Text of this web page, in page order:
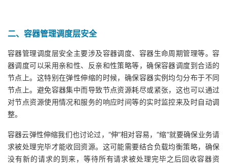
二、容器管理调度层安全
容器管理调度层安全主要涉及容器调度、容器生命周期管理等。容
器调度可以采用亲和性、反亲和性策略等，确保容器调度到合适的
节点上。这特别在弹性伸缩的时候，确保容器实例均匀分布于不同
节点上。避免容器集中而导致节点资源耗尽或紧张，这也可以通过
对节点资源使用情况和服务的响应时间等的实时监控来及时自动调
整。
容器云弹性伸缩我们也讨论过，“伸”相对容易，“缩”就要确保业务请
求被处理完毕才能收回资源。这可能需要结合负载均衡策略，确保
没有新的请求的到来，等待所有请求被处理完毕之后回收容器资